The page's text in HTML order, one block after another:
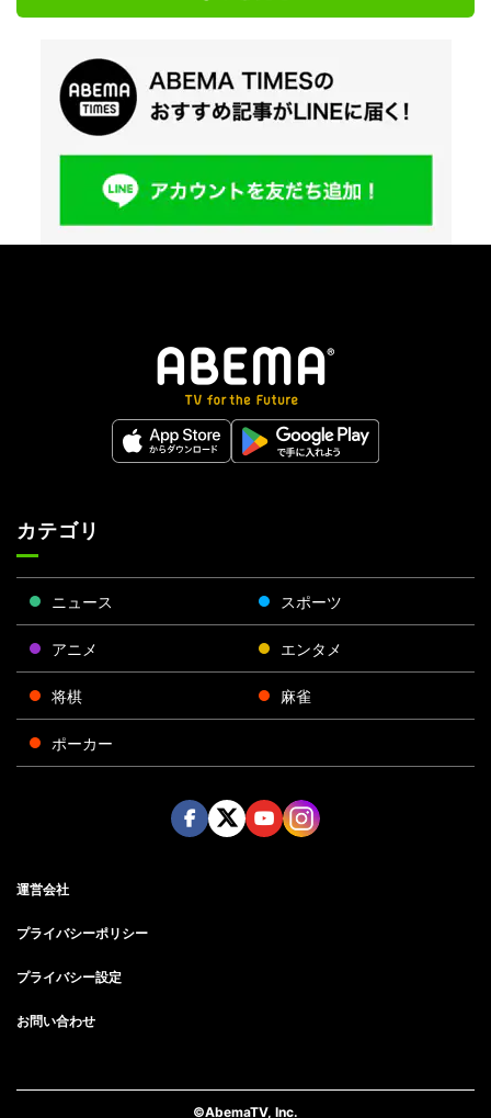
カテゴリ
ニュース スポーツ
アニメ エンタメ
将棋 麻雀
ポーカー
運営会社
プライバシーポリシー
プライバシー設定
お問い合わせ
©AbemaTV, Inc.